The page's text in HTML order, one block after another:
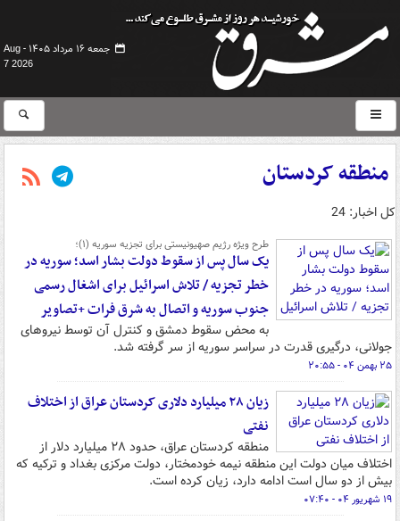
جمعه ۱۶ مرداد ۱۴۰۵ -
Aug
7 2026
منطقه کردستان
کل اخبار: 24
طرح ویژه رژیم صهیونیستی برای تجزیه سوریه (۱)؛
یک سال پس از سقوط دولت بشار اسد؛ سوریه در
خطر تجزیه / تلاش اسرائیل برای اشغال رسمی
جنوب سوریه و اتصال به شرق فرات +تصاویر
به محض سقوط دمشق و کنترل آن توسط نیروهای
جولانی، درگیری‌ قدرت در سراسر سوریه از سر گرفته شد.
۲۵ بهمن ۰۴ - ۲۰:۵۵
زیان ۲۸ میلیارد دلاری کردستان عراق از اختلاف
نفتی
منطقه کردستان عراق، حدود ۲۸ میلیارد دلار از
اختلاف میان دولت این منطقه نیمه خودمختار، دولت مرکزی بغداد و ترکیه که
بیش از دو سال است ادامه دارد، زیان کرده است.
۱۹ شهریور ۰۴ - ۰۷:۴۰